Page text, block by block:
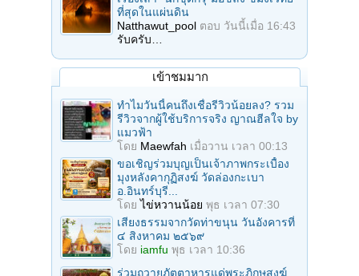
ที่สุดในแผ่นดิน
Natthawut_pool ตอบ วันนี้เมื่อ 16:43
รับครับ…
เข้าชมมาก
ทำไมวันนี้คนถึงเชื่อรีวิวน้อยลง? รวม
รีวิวจากผู้ใช้บริการจริง ญาณฮีลใจ by
แมวฟ้า
โดย Maewfah เมื่อวาน เวลา 00:13
ขอเชิญร่วมบุญเป็นเจ้าภาพกระเบื้อง
มุงหลังคากุฏิสงฆ์ วัดล่องกะเบา
อ.อินทร์บุรี...
โดยไข่หวานน้อย พุธ เวลา 07:30
เสียงธรรมจากวัดท่าขนุน วันอังคารที่
๔ สิงหาคม ๒๕๖๙
โดย iamfu พุธ เวลา 10:36
ร่วมถวายภัตตาหารแด่พระภิกษุสงฆ์